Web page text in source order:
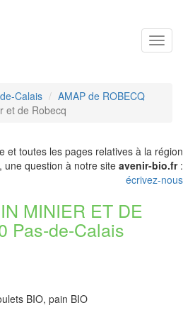
Calais
AMAP de ROBECQ
et de Robecq
et toutes les pages relatives à la région
une question à notre site avenir-bio.fr:
écrivez-nous
MINIER ET DE
Pas-de-Calais
BIO, pain BIO